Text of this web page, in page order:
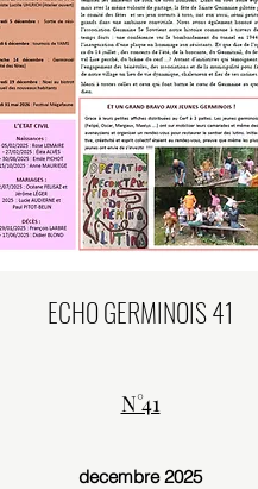
ECHO GERMINOIS 41
N°41
decembre 2025